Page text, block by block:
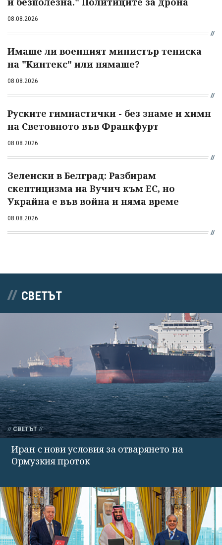
08.08.2026
Имаше ли военният министър тениска
на "Кинтекс" или нямаше?
08.08.2026
Руските гимнастички - без знаме и химн
на Световното във Франкфурт
08.08.2026
Зеленски в Белград: Разбирам
скептицизма на Вучич към ЕС, но
Украйна е във война и няма време
08.08.2026
СВЕТЪТ
СВЕТЪТ
Иран с нови условия за отварянето на
Ормузкия проток